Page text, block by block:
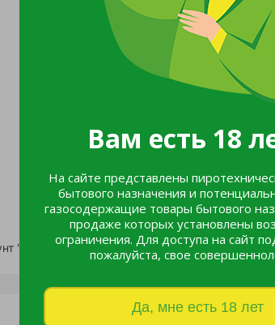
Вам есть 18
На сайте представлены
бытового назначения и
газосодержащие товары бытового
продаже которых установлены
ограничения. Для доступа на сайт
пожалуйста, свое
Да, мне есть 18 лет
Грунт "Effect+" для орхидей 4л 20*40 /10
345 руб.